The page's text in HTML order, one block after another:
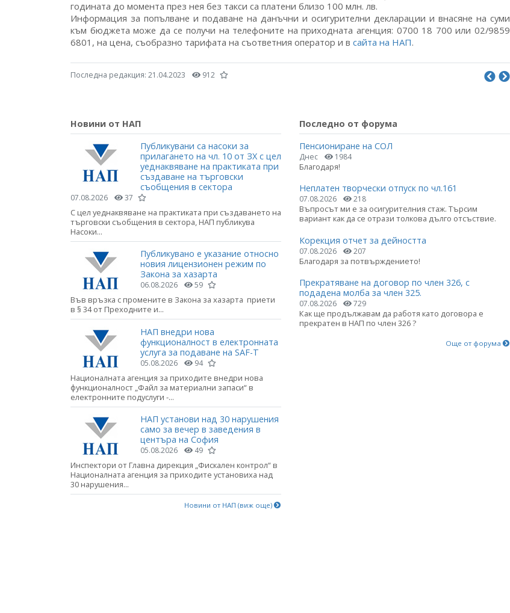
годината до момента през нея без такси са платени близо 100 млн. лв.
Информация за попълване и подаване на данъчни и осигурителни декларации и внасяне на суми
към бюджета може да се получи на телефоните на приходната агенция: 0700 18 700 или 02/9859
6801, на цена, съобразно тарифата на съответния оператор и в сайта на НАП.
Последна редакция: 21.04.2023 912
Новини от НАП
Публикувани са насоки за
прилагането на чл. 10 от ЗХ с цел
уеднаквяване на практиката при
създаване на търговски
съобщения в сектора
07.08.2026 37
С цел уеднаквяване на практиката при създаването на
търговски съобщения в сектора, НАП публикува
Насоки...
Публикувано е указание относно
новия лицензионен режим по
Закона за хазарта
06.08.2026 59
Във връзка с промените в Закона за хазарта приети
в § 34 от Преходните и...
НАП внедри нова
функционалност в електронната
услуга за подаване на SAF-T
05.08.2026 94
Националната агенция за приходите внедри нова
функционалност „Файл за материални запаси“ в
електронните подуслуги -...
НАП установи над 30 нарушения
само за вечер в заведения в
центъра на София
05.08.2026 49
Инспектори от Главна дирекция „Фискален контрол“ в
Националната агенция за приходите установиха над
30 нарушения...
Новини от НАП (виж още)
Последно от форума
Пенсиониране на СОЛ
Днес 1984
Благодаря!
Неплатен творчески отпуск по чл.161
07.08.2026 218
Въпросът ми е за осигурителния стаж. Търсим
вариант как да се отрази толкова дълго отсъствие.
Корекция отчет за дейността
07.08.2026 207
Благодаря за потвърждението!
Прекратяване на договор по член 326, с
подадена молба за член 325.
07.08.2026 729
Как ще продължавам да работя като договора е
прекратен в НАП по член 326 ?
Още от форума